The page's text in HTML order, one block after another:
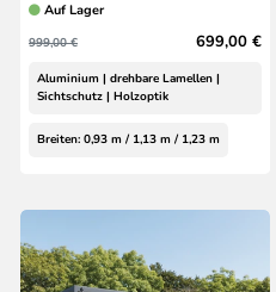
Auf Lager
999,00 € 699,00 €
Aluminium | drehbare Lamellen |
Sichtschutz | Holzoptik
Breiten: 0,93 m / 1,13 m / 1,23 m